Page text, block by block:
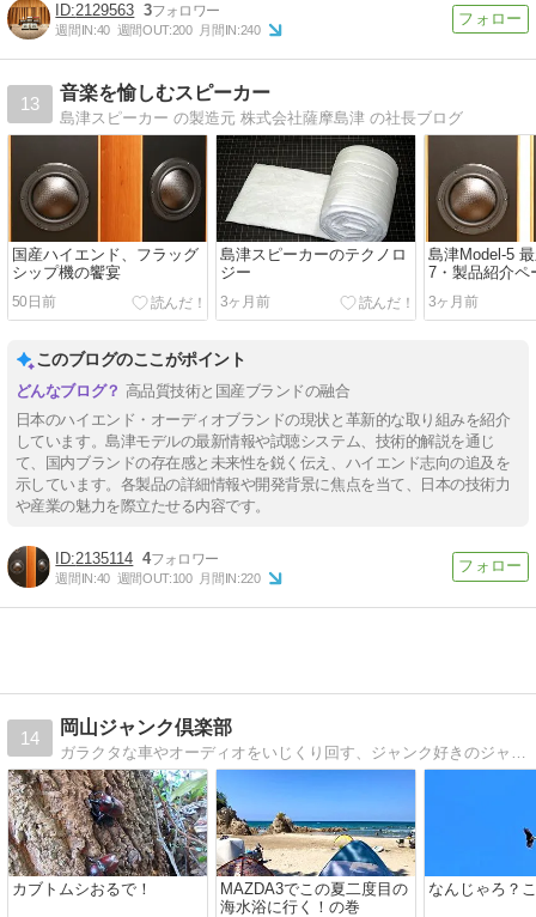
2129563 3
週間IN:40 週間OUT:200 月間IN:240
13
音楽を愉しむスピーカー
島津スピーカー の製造元 株式会社薩摩島津 の社長ブログ
国産ハイエンド、フラッグ
シップ機の饗宴
50日前
島津スピーカーのテクノロ
ジー
3ヶ月前
島津Model-5
7・製品紹介ペ
3ヶ月前
このブログのここがポイント
高品質技術と国産ブランドの融合
日本のハイエンド・オーディオブランドの現状と革新的な取り組みを紹介
しています。島津モデルの最新情報や試聴システム、技術的解説を通じ
て、国内ブランドの存在感と未来性を鋭く伝え、ハイエンド志向の追及を
示しています。各製品の詳細情報や開発背景に焦点を当て、日本の技術力
や産業の魅力を際立たせる内容です。
2135114 4
週間IN:40 週間OUT:100 月間IN:220
14
岡山ジャンク倶楽部
ガラクタな車やオーディオをいじくり回す、ジャンク好きのジャンク好きによるジャンク好きのためのブログ？？
カブトムシおるで！
MAZDA3でこの夏二度目の
海水浴に行く！の巻
なんじゃろ？